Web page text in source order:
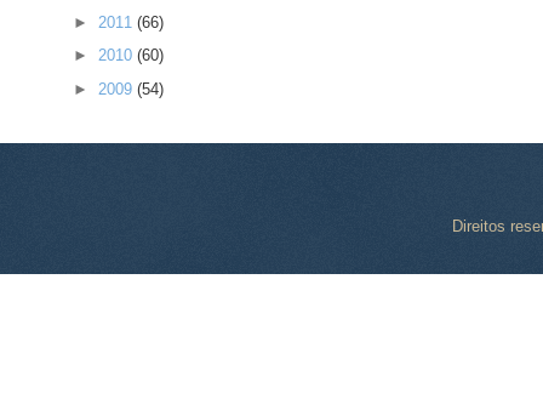
► 2011 (66)
► 2010 (60)
► 2009 (54)
Direitos